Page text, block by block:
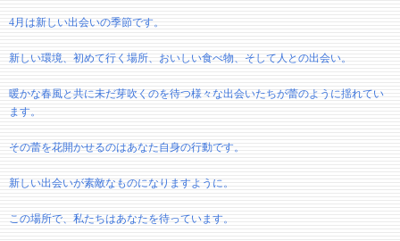
4月は新しい出会いの季節です。
新しい環境、初めて行く場所、おいしい食べ物、そして人との出会い。
暖かな春風と共に未だ芽吹くのを待つ様々な出会いたちが蕾のように揺れてい
ます。
その蕾を花開かせるのはあなた自身の行動です。
新しい出会いが素敵なものになりますように。
この場所で、私たちはあなたを待っています。